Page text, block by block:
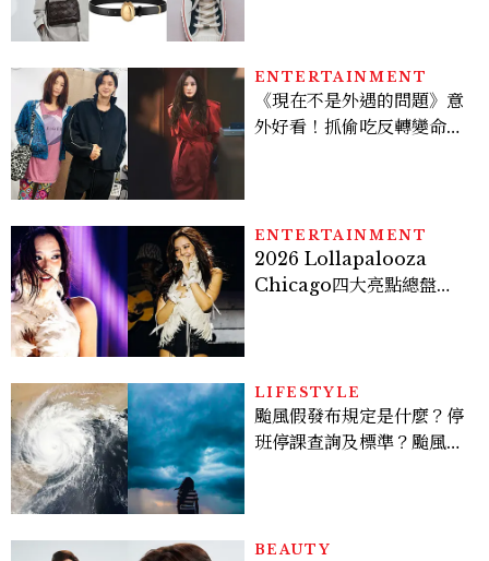
ENTERTAINMENT
《現在不是外遇的問題》意
外好看！抓偷吃反轉變命
看點懶人包
ENTERTAINMENT
2026 Lollapalooza
Chicago四大亮點總盤
LIFESTYLE
颱風假發布規定是什麼？停
班停課查詢及標準？颱風假
BEAUTY